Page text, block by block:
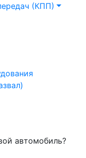
(КПП)
автомобиль?